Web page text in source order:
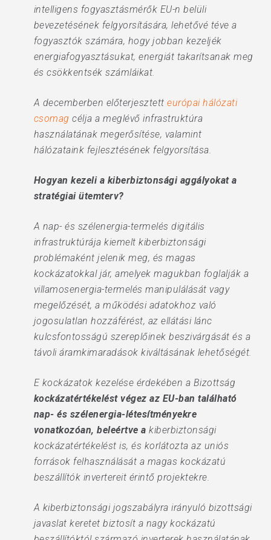
intelligens fogyasztásmérők EU-n belüli
bevezetésének felgyorsítására, lehetővé téve a
fogyasztók számára, hogy jobban kezeljék
energiafogyasztásukat, energiát takarítsanak meg
és csökkentsék számláikat.
A decemberben előterjesztetteurópai hálózati
csomag célja a meglévő infrastruktúra
használatának megerősítése, valamint
hálózataink fejlesztésének felgyorsítása.
Hogyan kezeli a kiberbiztonsági aggályokat a
stratégiai ütemterv?
A nap- és szélenergia-termelés digitális
infrastruktúrája kiemelt kiberbiztonsági
problémaként jelenik meg, és magas
kockázatokkal jár, amelyek magukban foglalják a
villamosenergia-termelés manipulálását vagy
megelőzését, a működési adatokhoz való
jogosulatlan hozzáférést, az ellátási lánc
kulcsfontosságú szereplőinek beszivárgását és a
távoli áramkimaradások kiváltásának lehetőségét.
E kockázatok kezelése érdekében a Bizottság
kockázatértékelést végez az EU-ban található
nap- és szélenergia-létesítményekre
vonatkozóan, beleértve a kiberbiztonsági
kockázatértékelést is, és korlátozta az uniós
források felhasználását a magas kockázatú
beszállítók invertereit érintő projektekre.
A kiberbiztonsági jogszabályra irányuló bizottsági
javaslat keretet biztosít a nagy kockázatú